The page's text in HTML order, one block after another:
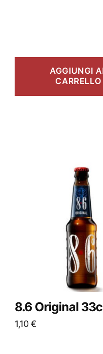
AGGIUNGI
CARRELLO
8.6 Original
1,10€